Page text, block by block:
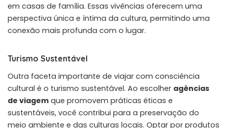
em casas de família. Essas vivências oferecem uma
perspectiva única e íntima da cultura, permitindo uma
conexão mais profunda com o lugar.
Turismo Sustentável
Outra faceta importante de viajar com consciência
cultural é o turismo sustentável. Ao escolher agências
de viagem que promovem práticas éticas e
sustentáveis, você contribui para a preservação do
meio ambiente e das culturas locais. Optar por produtos